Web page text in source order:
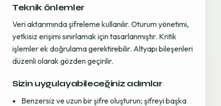
Teknik önlemler
Veri aktarımında şifreleme kullanılır. Oturum yönetimi,
yetkisiz erişimi sınırlamak için tasarlanmıştır. Kritik
işlemler ek doğrulama gerektirebilir. Altyapı bileşenleri
düzenli olarak gözden geçirilir.
Sizin uygulayabileceğiniz adımlar
Benzersiz ve uzun bir şifre oluşturun; şifreyi başka